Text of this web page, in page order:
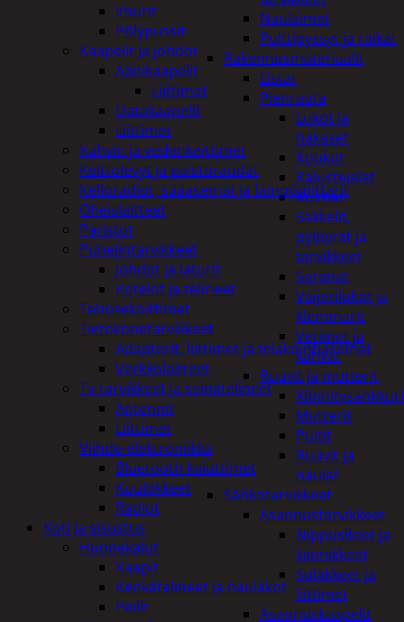
Naulaimet
Pulttipyssyt ja räikät
Rakennusmateriaalit
Listat
Pienrauta
Lukot ja
hakaset
Koukut
Kalustejalat
Kulmat
Sakkelit,
pylpyrät ja
tarvikkeet
Saranat
Vaijerilukot ja
klemmarit
Vetimet ja
kahvat
Ruuvit ja mutterit
Mutterit
Pultit
Ruuvit ja
naulat
Sähkötarvikkeet
Asennustarvikkeet
Nippusiteet ja
kiinnikkeet
Sulakkeet ja
liittimet
Asennuskaapelit
Imurit
Pölypussit
Kaapelit ja johdot
Äänikaapelit
Liittimet
Datakaapelit
Liittimet
Kahvin ja vedenkeittimet
Keittolevyt ja paistoraudat
Kelloradiot, sääasemat ja lämpömittarit
Oheislaitteet
Paristot
Puhelintarvikkeet
Johdot ja laturit
Kotelot ja telineet
Tehosekoittimet
Tietokonetarvikkeet
Adapterit, liittimet ja telakointiasemat
Verkkolaitteet
Tv-tarvikkeet ja seinätelineet
Antennit
Liittimet
Viihde-elektroniikka
Bluetooth kaiuttimet
Kuulokkeet
Radiot
Koti ja sisustus
Huonekalut
Kaapit
Kenkätelineet ja naulakot
Peilit